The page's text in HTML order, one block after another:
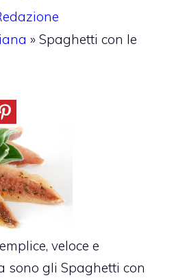
» Spaghetti con le
veloce e
sono gli Spaghetti con